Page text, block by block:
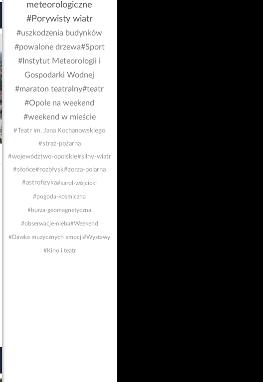
meteorologiczne
#Porywisty wiatr
#uszkodzenia budynków
#powalone drzewa#Sport
#Instytut Meteorologii i
Gospodarki Wodnej
#maraton teatralny#teatr
#Opole na weekend
#weekend w mieście
#Teatr im. Jana Kochanowskiego
#straż-pożarna
#województwo-opolskie#silny-wiatr
#słońce#rozbłysk#zorza-polarna
#astrofizyka#karol-wójcicki
#pogoda-kosmiczna
#burza-geomagnetyczna
#obserwacje-nieba#Weekend
#Dawka muzycznych emocji#Wystawy
#Kino i teatr